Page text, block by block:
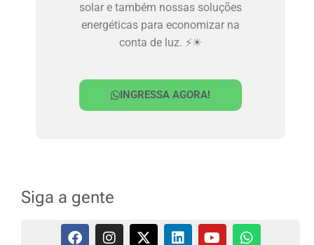
solar e também nossas soluções
energéticas para economizar na
conta de luz. ⚡☀
INGRESSA AGORA!
Siga a gente